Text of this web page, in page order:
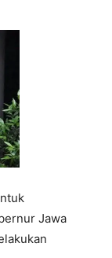
Jawa